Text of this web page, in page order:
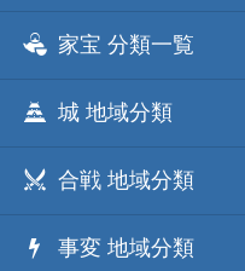
家宝 分類一覧
城 地域分類
合戦 地域分類
事変 地域分類